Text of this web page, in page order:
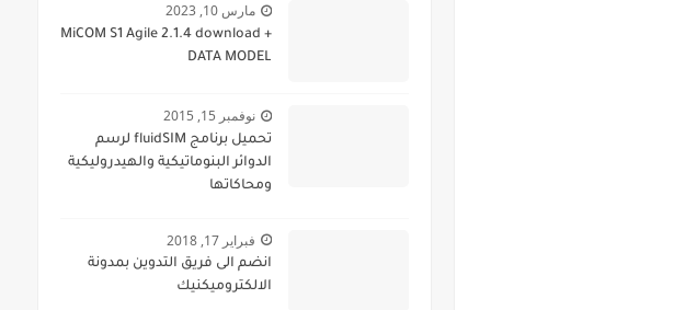
مارس 10, 2023
MiCOM S1 Agile 2.1.4 download +
DATA MODEL
نوفمبر 15, 2015
تحميل برنامج fluidSIM لرسم
الدوائر البنوماتيكية والهيدروليكية
ومحاكاتها
فبراير 17, 2018
انضم الى فريق التدوين بمدونة
الالكتروميكنيك